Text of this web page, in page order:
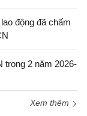
động đã chấm
trong 2 năm 2026-
Xem thêm